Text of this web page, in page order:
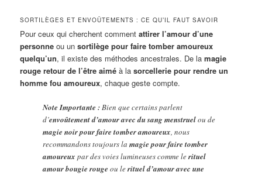
SORTILÈGES ET ENVOÛTEMENTS : CE QU’IL FAUT SAVOIR
Pour ceux qui cherchent commentattirer l’amour d’une
personne ou unsortilège pour faire tomber amoureux
quelqu’un, il existe des méthodes ancestrales. De lamagie
rouge retour de l’être aimé à lasorcellerie pour rendre un
homme fou amoureux, chaque geste compte.
Note Importante :Bien que certains parlent
d’envoûtement d’amour avec du sang menstruelou de
magie noir pour faire tomber amoureux, nous
recommandons toujours lamagie pour faire tomber
amoureux par des voies lumineuses comme lerituel
amour bougie rouge ou lerituel d’amour avec une